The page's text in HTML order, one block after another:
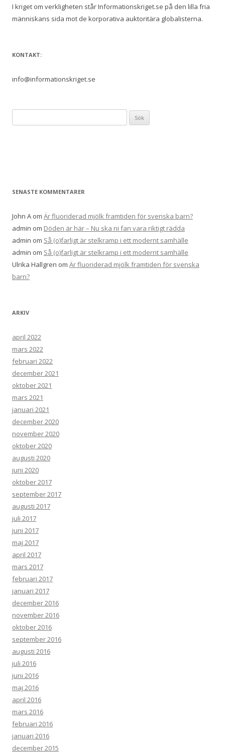
I kriget om verkligheten står Informationskriget.se på den lilla fria
människans sida mot de korporativa auktoritära globalisterna.
KONTAKT:
info@informationskriget.se
ö
e
:
SENASTE KOMMENTARER
John A om Är fluoriderad mjölk framtiden för svenska barn?
admin om Döden är här – Nu ska ni fan vara riktigt rädda
admin om Så (o)farligt är stelkramp i ett modernt samhälle
admin om Så (o)farligt är stelkramp i ett modernt samhälle
Ulrika Hallgren om Är fluoriderad mjölk framtiden för svenska
barn?
ARKIV
april 2022
mars 2022
februari 2022
december 2021
oktober 2021
mars 2021
januari 2021
december 2020
november 2020
oktober 2020
augusti 2020
juni 2020
oktober 2017
september 2017
augusti 2017
juli 2017
juni 2017
maj 2017
april 2017
mars 2017
februari 2017
januari 2017
december 2016
november 2016
oktober 2016
september 2016
augusti 2016
juli 2016
juni 2016
maj 2016
april 2016
mars 2016
februari 2016
januari 2016
december 2015